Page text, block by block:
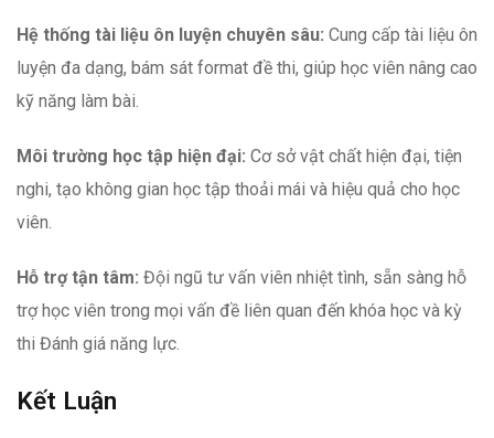
Hệ thống tài liệu ôn luyện chuyên sâu: Cung cấp tài liệu ôn
luyện đa dạng, bám sát format đề thi, giúp học viên nâng cao
kỹ năng làm bài.
Môi trường học tập hiện đại: Cơ sở vật chất hiện đại, tiện
nghi, tạo không gian học tập thoải mái và hiệu quả cho học
viên.
Hỗ trợ tận tâm: Đội ngũ tư vấn viên nhiệt tình, sẵn sàng hỗ
trợ học viên trong mọi vấn đề liên quan đến khóa học và kỳ
thi Đánh giá năng lực.
Kết Luận